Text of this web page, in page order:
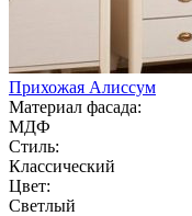
Прихожая Алиссум
Материал фасада:
МДФ
Стиль:
Классический
Цвет:
Светлый